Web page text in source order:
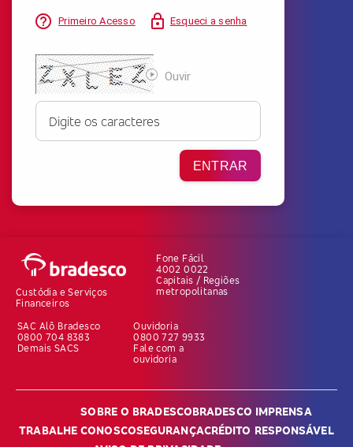
Primeiro Acesso Esqueci a senha
Ouvir
ENTRAR
Custódia e Serviços
Financeiros
Fone Fácil
4002 0022
Capitais / Regiões
metropolitanas
SAC Alô Bradesco
0800 704 8383
Demais SACS
Ouvidoria
0800 727 9933
Fale com a
ouvidoria
SOBRE O BRADESCOBRADESCO IMPRENSA
TRABALHE CONOSCOSEGURANÇACRÉDITO RESPONSÁVEL